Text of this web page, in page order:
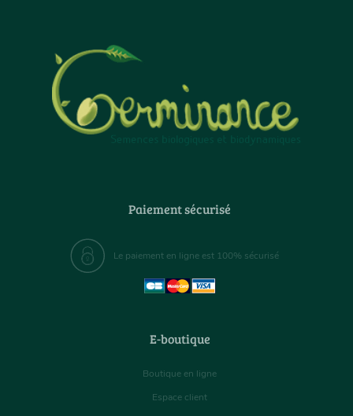
Paiement sécurisé
Le paiement en ligne est 100% sécurisé
E-boutique
Boutique en ligne
Espace client